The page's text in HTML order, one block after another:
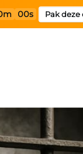
00s Pak deze